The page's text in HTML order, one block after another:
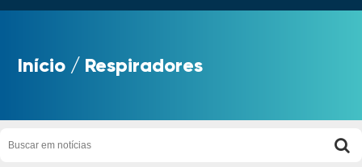
Início / Respiradores